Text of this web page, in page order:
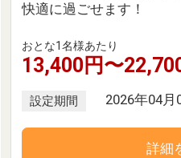
快適に過ごせます！
おとな1名様あたり
13,400円〜
設定期間 2026年04月
詳細